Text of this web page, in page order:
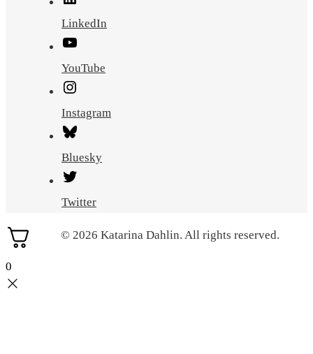
LinkedIn
YouTube
Instagram
Bluesky
Twitter
© 2026 Katarina Dahlin. All rights reserved.
0